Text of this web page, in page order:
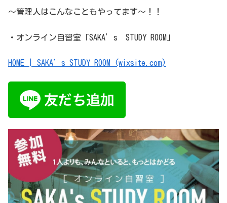
～管理人はこんなこともやってます～！！
・オンライン自習室「SAKA’s STUDY ROOM」
HOME | SAKA’s STUDY ROOM (wixsite.com)